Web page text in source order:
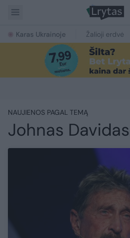
Karas Ukrainoje Žalioji erdvė
NAUJIENOS PAGAL TEMĄ
Johnas